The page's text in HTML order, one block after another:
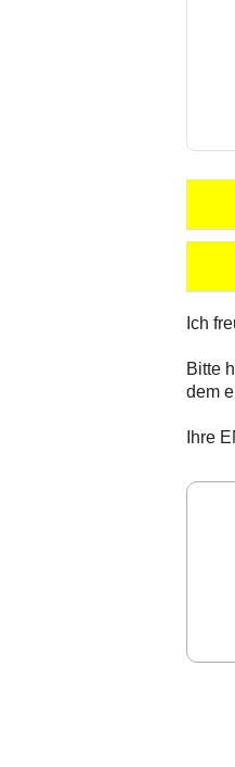
Ich
Bitte
dem
Ihre